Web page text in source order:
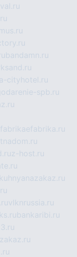
bandamn.ru
cityhotel.ru
spb.ru
z-host.ru
vlknrussia.ru
bankaribi.ru